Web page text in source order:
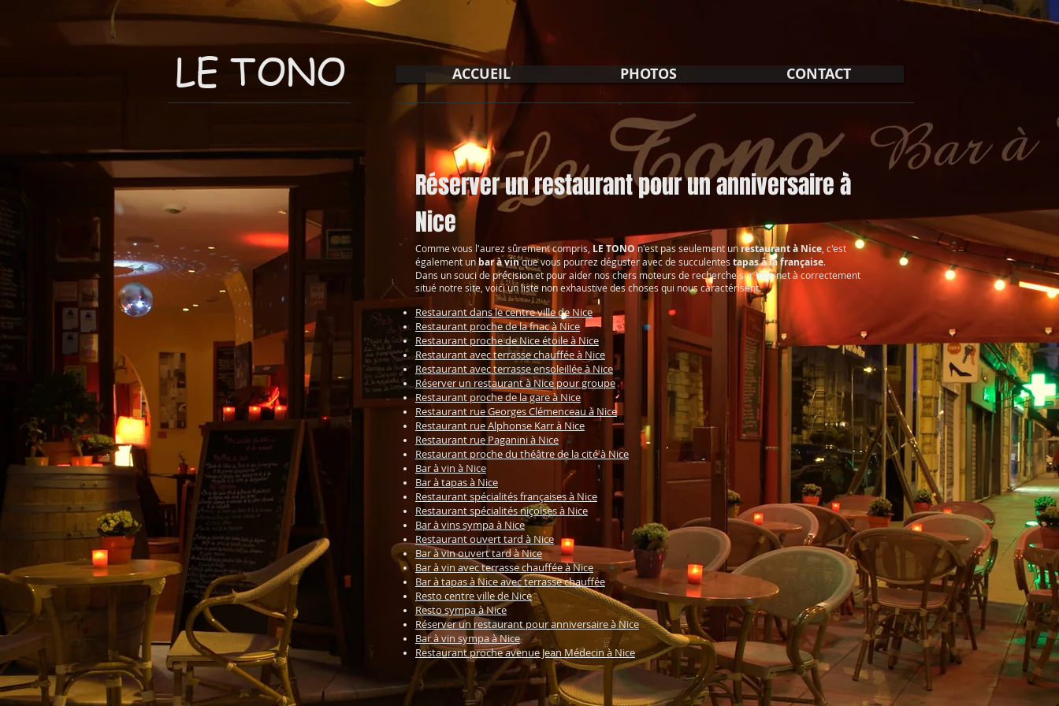
LE TONO ACCUEIL PHOTOS CONTACT
Réserver un restaurant pour un anniversaire à
Nice
Comme vous l'aurez sûrement compris, LE TONO n'est pas seulement unrestaurant à Nice , c'est
également unbar à vinque vous pourrez déguster avec de succulentes tapas à la française.
Dans un souci de précision et pour aider nos chers moteurs de recherche sur Internet à correctement
situé notre site, voici un liste non exhaustive des choses qui nous caractérisent.
Restaurant dans le centre ville de Nice
Restaurant proche de la fnac à Nice
Restaurant proche de Nice étoile à Nice
Restaurant avec terrasse chauffée à Nice
Restaurant avec terrasse ensoleillée à Nice
Réserver un restaurant à Nice pour groupe
Restaurant proche de la gare à Nice
Restaurant rue Georges Clémenceau à Nice
Restaurant rue Alphonse Karr à Nice
Restaurant rue Paganini à Nice
Restaurant proche du théâtre de la cité à Nice
Bar à vin à Nice
Bar à tapas à Nice
Restaurant spécialités françaises à Nice
Restaurant spécialités niçoises à Nice
Bar à vins sympa à Nice
Restaurant ouvert tard à Nice
Bar à vin ouvert tard à Nice
Bar à vin avec terrasse chauffée à Nice
Bar à tapas à Nice avec terrasse chauffée
Resto centre ville de Nice
Resto sympa à Nice
Réserver un restaurant pour anniversaire à Nice
Bar à vin sympa à Nice
Restaurant proche avenue Jean Médecin à Nice